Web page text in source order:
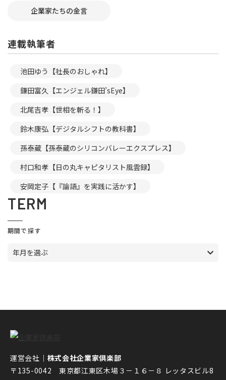
企業家たちの金言
連載執筆者
池田ゆう【社長のおしゃれ】
鎌田富久【エンジェル鎌田’sEye】
北尾吉孝【世相を斬る！】
鈴木康弘【デジタルシフトの教科書】
孫泰蔵【孫泰蔵のシリコンバレーエクスプレス】
村口和孝【日の丸キャピタリスト風雲録】
安岡定子【『論語』を実践に活かす】
TERM
期間で探す
年月を選ぶ
運営会社｜ 株式会社企業家倶楽部
〒135-0042 東京都江東区木場３－１６－８ レッタスビル8